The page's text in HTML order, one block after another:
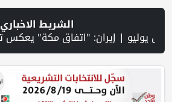
الشريط الاخباري